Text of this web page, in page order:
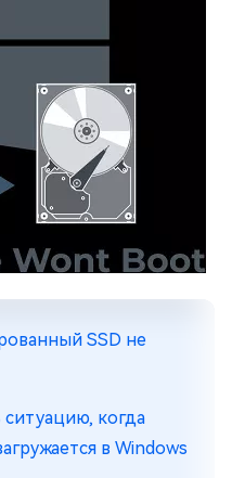
SSD не
ситуацию, когда
в Windows